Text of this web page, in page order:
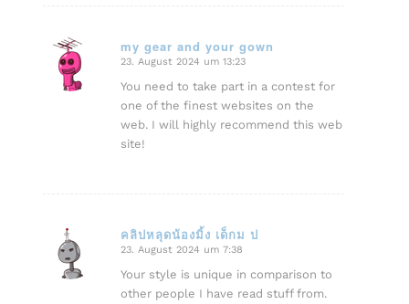
my gear and your gown
sagte:
23. August 2024 um 13:23
You need to take part in a contest for
one of the finest websites on the
web. I will highly recommend this web
site!
คลิปหลุดน้องมิ้ง เด็กม ป
sagte:
23. August 2024 um 7:38
Your style is unique in comparison to
other people I have read stuff from.